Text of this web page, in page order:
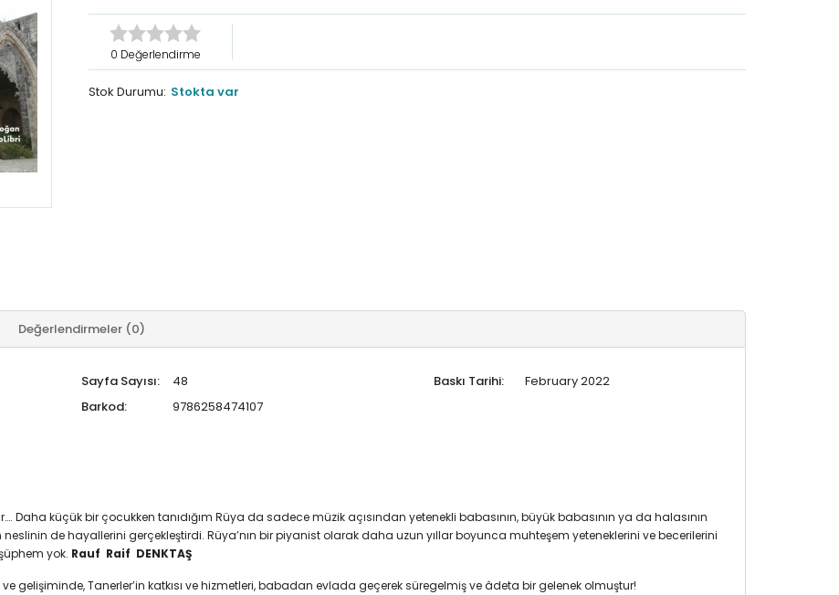
0 Değerlendirme
Stok Durumu: Stokta var
Değerlendirmeler (0)
Sayfa Sayısı: 48 Baskı Tarihi:
February 2022
Barkod: 9786258474107
Daha küçük bir çocukken tanıdığım Rüya da sadece müzik açısından yetenekli babasının, büyük babasının ya da halasının
de hayallerini gerçekleştirdi. Rüya’nın bir piyanist olarak daha uzun yıllar boyunca muhteşem yeteneklerini ve becerilerini
yok. Rauf Raif DENKTAŞ
gelişiminde, Tanerler’in katkısı ve hizmetleri, babadan evlada geçerek süregelmiş ve âdeta bir gelenek olmuştur!